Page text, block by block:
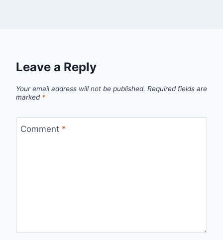
Leave a Reply
Your email address will not be published. Required fields are
marked *
Comment *